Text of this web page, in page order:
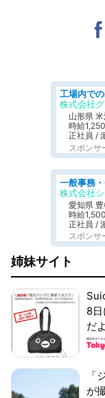
株式会社
山形県
時給
正社員 /
スポンサ
株式会社
愛知県
時給
正社員 /
スポンサ
姉妹サイト
8
だ
「
が